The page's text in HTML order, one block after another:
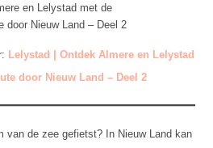
en Lelystad met de
door Nieuw Land – Deel 2
Lelystad | Ontdek Almere en Lelystad
door Nieuw Land – Deel 2
van de zee gefietst? In Nieuw Land kan